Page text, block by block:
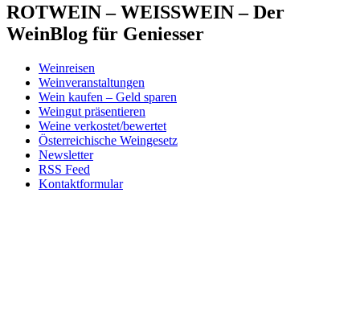
ROTWEIN – WEISSWEIN – Der
WeinBlog für Geniesser
Weinreisen
Weinveranstaltungen
Wein kaufen – Geld sparen
Weingut präsentieren
Weine verkostet/bewertet
Österreichische Weingesetz
Newsletter
RSS Feed
Kontaktformular